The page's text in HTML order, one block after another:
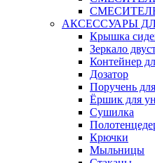
СМЕСИТЕЛЬ
АКСЕССУАРЫ
Крышка
Зеркало
Контейнер
Дозатор
Поручень
Ёршик для
Сушилка
Крючки
Мыльницы